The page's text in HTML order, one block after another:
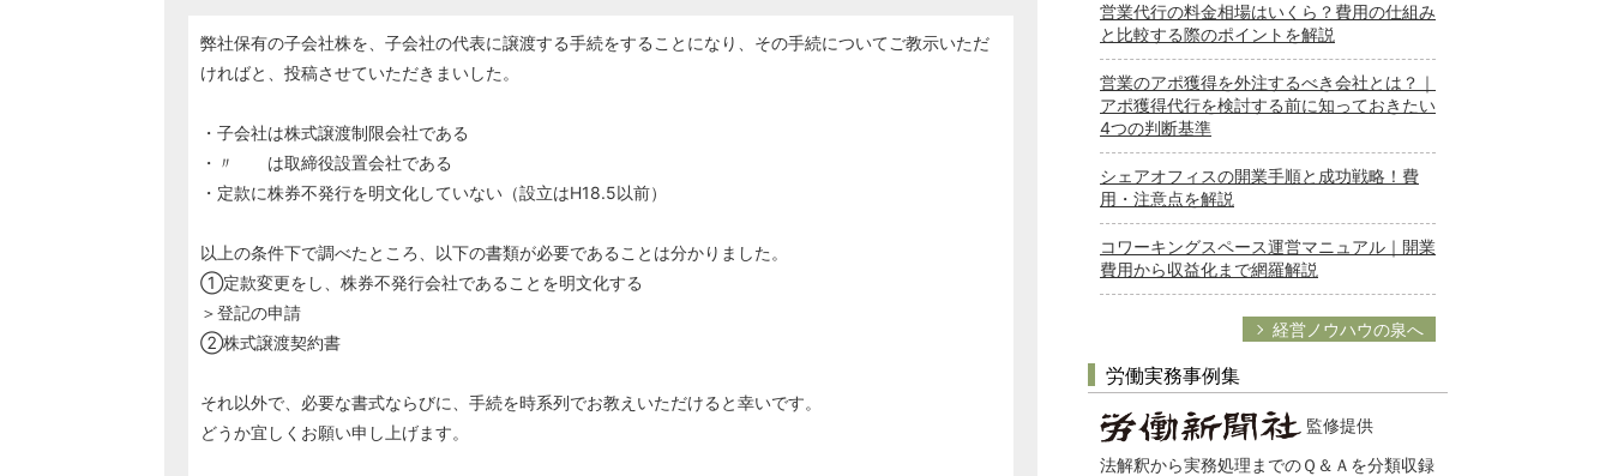
弊社保有の子会社株を、子会社の代表に譲渡する手続をすることになり、その手続についてご教示いただ
ければと、投稿させていただきまいした。
・子会社は株式譲渡制限会社である
・〃 は取締役設置会社である
・定款に株券不発行を明文化していない（設立はH18.5以前）
以上の条件下で調べたところ、以下の書類が必要であることは分かりました。
①定款変更をし、株券不発行会社であることを明文化する
＞登記の申請
②株式譲渡契約書
それ以外で、必要な書式ならびに、手続を時系列でお教えいただけると幸いです。
どうか宜しくお願い申し上げます。
営業代行の料金相場はいくら？費用の仕組み
と比較する際のポイントを解説
営業のアポ獲得を外注するべき会社とは？｜
アポ獲得代行を検討する前に知っておきたい
4つの判断基準
シェアオフィスの開業手順と成功戦略！費
用・注意点を解説
コワーキングスペース運営マニュアル｜開業
費用から収益化まで網羅解説
経営ノウハウの泉へ
労働実務事例集
監修提供
法解釈から実務処理までのＱ＆Ａを分類収録